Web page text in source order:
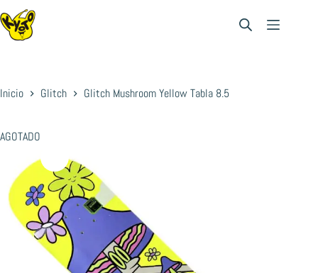
Saltar
al
contenido
Inicio Glitch Glitch Mushroom Yellow Tabla 8.5
AGOTADO